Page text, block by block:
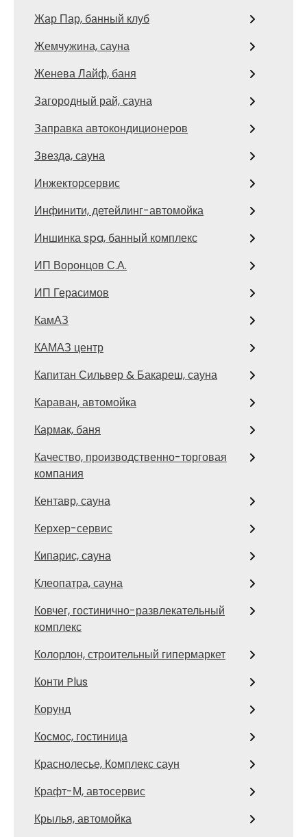
Жар Пар, банный клуб
Жемчужина, сауна
Женева Лайф, баня
Загородный рай, сауна
Заправка автокондиционеров
Звезда, сауна
Инжекторсервис
Инфинити, детейлинг-автомойка
Иншинка spa, банный комплекс
ИП Воронцов С.А.
ИП Герасимов
КамАЗ
КАМАЗ центр
Капитан Сильвер & Бакареш, сауна
Караван, автомойка
Кармак, баня
Качество, производственно-торговая
компания
Кентавр, сауна
Керхер-сервис
Кипарис, сауна
Клеопатра, сауна
Ковчег, гостинично-развлекательный
комплекс
Колорлон, строительный гипермаркет
Конти Plus
Корунд
Космос, гостиница
Краснолесье, Комплекс саун
Крафт-М, автосервис
Крылья, автомойка